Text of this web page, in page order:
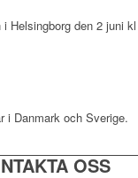
Helsingborg den 2 juni kl
i Danmark och Sverige.
OSS